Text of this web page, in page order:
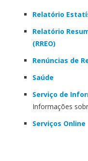
Relatório
Relatório
(RREO)
Renúncias de
Saúde
Serviço de
Informações
Serviços Online